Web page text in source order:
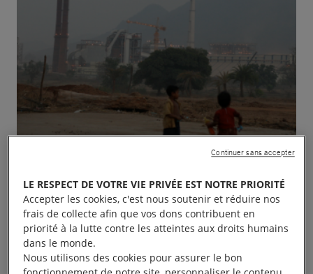
LE RESPECT DE VOTRE VIE PRIVÉE EST NOTRE PRIORITÉ
Accepter les cookies, c'est nous soutenir et réduire nos
frais de collecte afin que vos dons contribuent en
priorité à la lutte contre les atteintes aux droits humains
dans le monde.
Nous utilisons des cookies pour assurer le bon
Continuer sans accepter